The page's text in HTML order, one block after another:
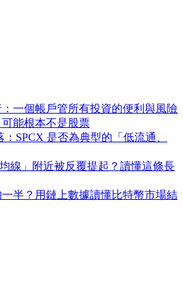
一個帳戶管所有投資的便利與風險
能根本不是股票
：SPCX 是否為典型的「低流通、
線」附近被反覆提起？讀懂這條長
半？用鏈上數據讀懂比特幣市場結